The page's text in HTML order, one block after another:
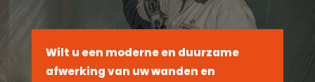
Wilt u een moderne en duurzame
afwerking van uw wanden en